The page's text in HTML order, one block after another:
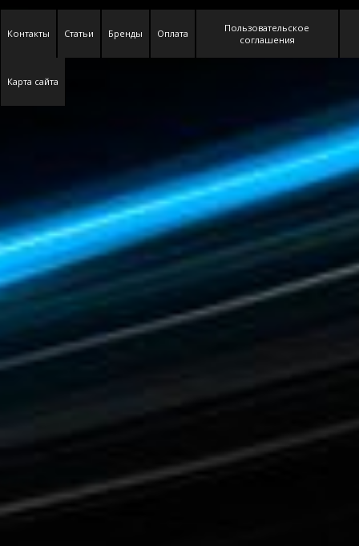
Контакты Статьи Бренды Оплата
Пользовательское
соглашения
Карта сайта